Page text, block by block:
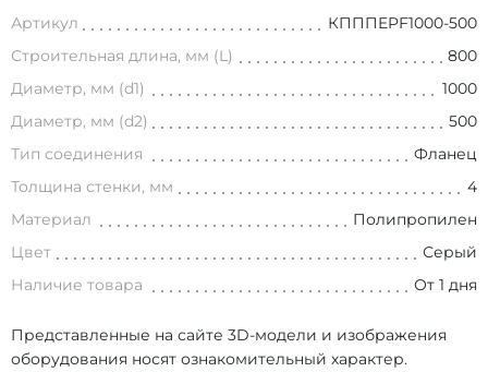
Артикул
КПППEPF1000-500
Строительная длина, мм (L)
800
Диаметр, мм (d1)
1000
Диаметр, мм (d2)
500
Тип соединения
Фланец
Толщина стенки, мм
4
Материал
Полипропилен
Цвет
Серый
Наличие товара
От 1 дня
Представленные на сайте 3D-модели и изображения
оборудования носят ознакомительный характер.